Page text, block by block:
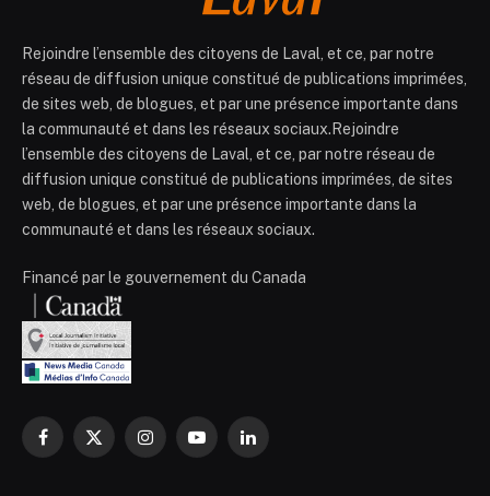
Rejoindre l’ensemble des citoyens de Laval, et ce, par notre
réseau de diffusion unique constitué de publications imprimées,
de sites web, de blogues, et par une présence importante dans
la communauté et dans les réseaux sociaux.Rejoindre
l’ensemble des citoyens de Laval, et ce, par notre réseau de
diffusion unique constitué de publications imprimées, de sites
web, de blogues, et par une présence importante dans la
communauté et dans les réseaux sociaux.
Financé par le gouvernement du Canada
Facebook
X
InstagramYouTubeLinkedIn